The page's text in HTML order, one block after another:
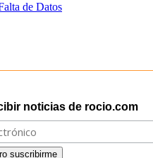
de Datos
noticias de rocio.com